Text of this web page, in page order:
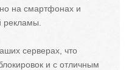
на смартфонах и
рекламы.
серверах, что
и с отличным